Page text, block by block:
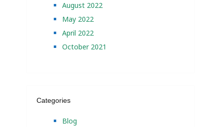
August 2022
May 2022
April 2022
October 2021
Categories
Blog